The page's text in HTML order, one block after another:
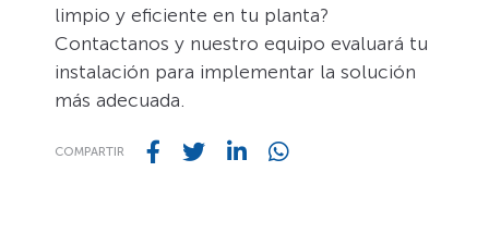
limpio y eficiente en tu planta?
Contactanos y nuestro equipo evaluará tu
instalación para implementar la solución
más adecuada.
COMPARTIR